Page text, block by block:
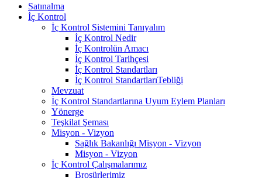
Satınalma
İç Kontrol
İç Kontrol Sistemini Tanıyalım
İç Kontrol Nedir
İç Kontrolün Amacı
İç Kontrol Tarihçesi
İç Kontrol Standartları
İç Kontrol StandartlarıTebliği
Mevzuat
İç Kontrol Standartlarına Uyum Eylem Planları
Yönerge
Teşkilat Şeması
Misyon - Vizyon
Sağlık Bakanlığı Misyon - Vizyon
Misyon - Vizyon
İç Kontrol Çalışmalarımız
Broşürlerimiz